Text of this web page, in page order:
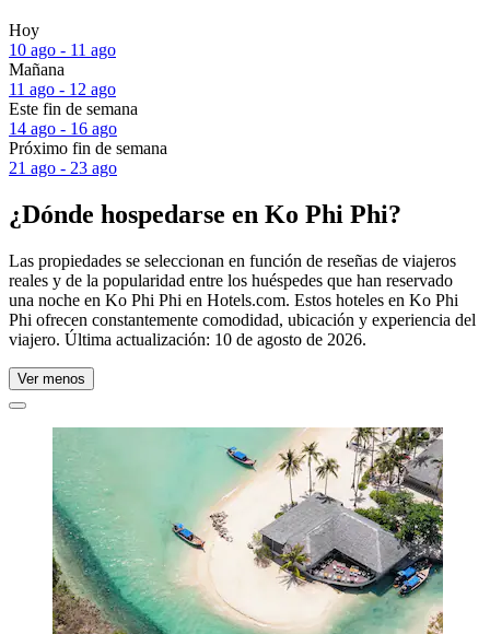
Hoy
10 ago - 11 ago
Mañana
11 ago - 12 ago
Este fin de semana
14 ago - 16 ago
Próximo fin de semana
21 ago - 23 ago
¿Dónde hospedarse en Ko Phi Phi?
Las propiedades se seleccionan en función de reseñas de viajeros
reales y de la popularidad entre los huéspedes que han reservado
una noche en Ko Phi Phi en Hotels.com. Estos hoteles en Ko Phi
Phi ofrecen constantemente comodidad, ubicación y experiencia del
viajero. Última actualización: 10 de agosto de 2026.
Ver menos